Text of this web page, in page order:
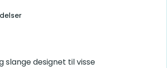
slange designet til visse